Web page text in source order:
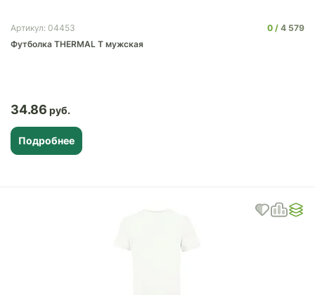
Артикул: 04453 0
4 579
Футболка THERMAL T мужская
34.86
Подробнее